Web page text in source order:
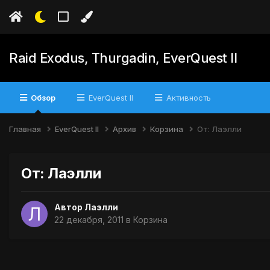
Raid Exodus, Thurgadin, EverQuest II
Обзор EverQuest II Активность
Главная EverQuest II Архив Корзина От: Лаэлли
От: Лаэлли
Автор Лаэлли
22 декабря, 2011 в Корзина